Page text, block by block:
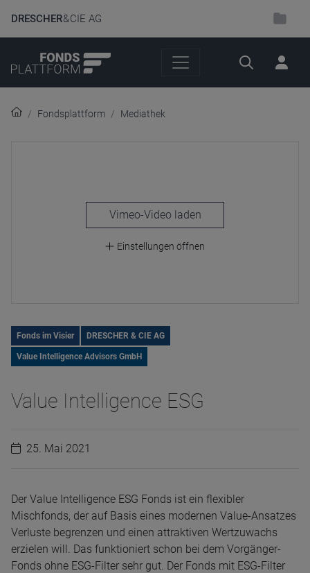
DRESCHER& CIE AG
Suche
Fondsplattform Mediathek
laden
Einstellungen öffnen
Fonds im Visier DRESCHER & CIE AG
Value Intelligence Advisors GmbH
Value Intelligence ESG
25. Mai 2021
Der Value Intelligence ESG Fonds ist ein flexibler
Mischfonds, der auf Basis eines modernen Value-Ansatzes
Verluste begrenzen und einen attraktiven Wertzuwachs
erzielen will. Das funktioniert schon bei dem Vorgänger-
Fonds ohne ESG-Filter sehr gut. Der Fonds mit ESG-Filter